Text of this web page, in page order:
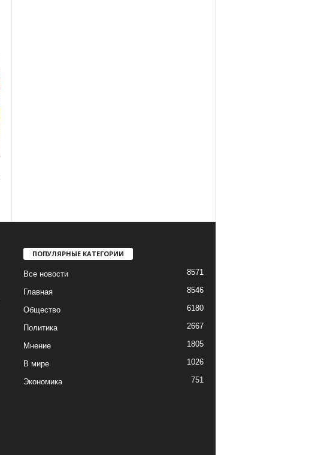
ПОПУЛЯРНЫЕ КАТЕГОРИИ
Все новости 8571
Главная 8546
Общество 6180
Политика 2667
Мнение 1805
В мире 1026
Экономика 751